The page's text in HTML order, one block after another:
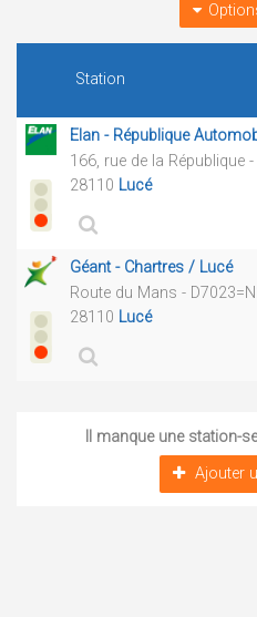
Station
Elan - République
166, rue de la République
28110 Lucé
Géant - Chartres / Lucé
Route du Mans -
28110 Lucé
Il manque une station-
Ajouter